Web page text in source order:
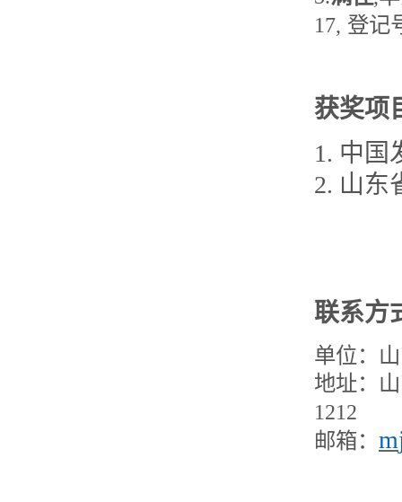
17, 登记
获奖项
1. 中国
2. 山东
联系方
单位：
地址：
1212
邮箱： m